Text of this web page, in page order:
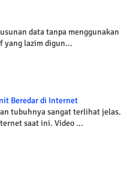
data tanpa menggunakan
yang lazim digun...
Beredar di Internet
tubuhnya sangat terlihat jelas.
saat ini. Video ...